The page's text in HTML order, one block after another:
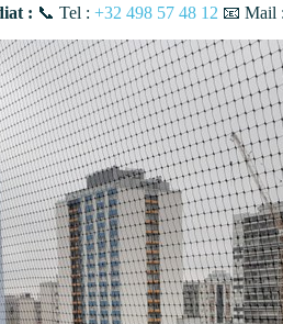
: 📞 Tel : +32 498 57 48 12 📧 Mail :